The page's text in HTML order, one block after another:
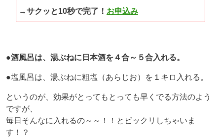
→サクッと10秒で完了！ お申込み
●酒風呂は、湯ぶねに日本酒を４合～５合入れる。
●塩風呂は、湯ぶねに粗塩（あらじお）を１キロ入れる。
というのが、効果がとってもとっても早くでる方法のよう
ですが、
毎日そんなに入れるの～～！！とビックリしちゃいま
す！？